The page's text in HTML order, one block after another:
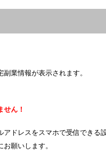
業情報が表示されます。
せん！
アドレスをスマホで受信できる
願いします。